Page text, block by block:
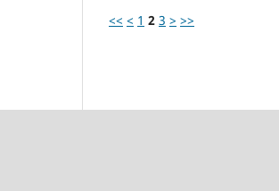
<< < 1 2 3 > >>